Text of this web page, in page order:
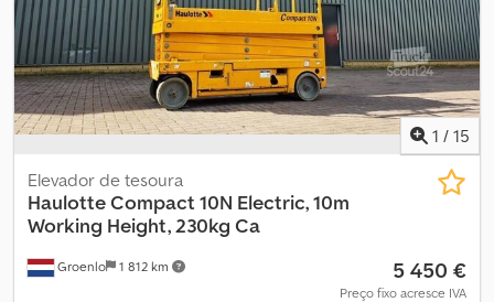
1 / 15
Groenlo 1 812 km
Elevador de tesoura
HaulotteCompact 10N Electric, 10m
Working Height, 230kg Ca
5 450 €
Preço fixo acresce IVA